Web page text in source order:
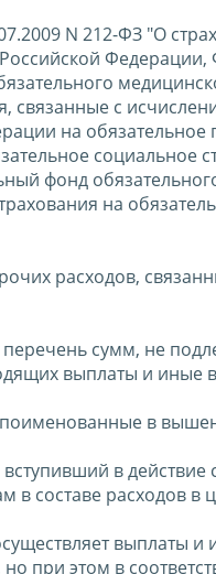
N 212-ФЗ "О
с
на
социальное
фонд
на
расходов,
перечень сумм, не
выплаты и иные
в
в действие
составе расходов
выплаты
при этом в